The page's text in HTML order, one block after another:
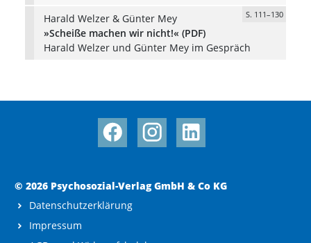
Harald Welzer & Günter Mey
S. 111–130
»Scheiße machen wir nicht!« (PDF)
Harald Welzer und Günter Mey im Gespräch
© 2026 Psychosozial-Verlag GmbH & Co KG
Datenschutzerklärung
Impressum